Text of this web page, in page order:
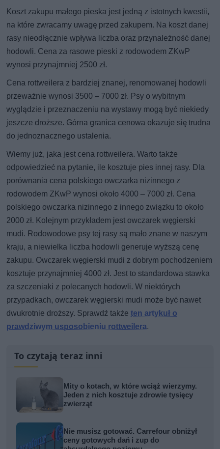
Koszt zakupu małego pieska jest jedną z istotnych kwestii,
na które zwracamy uwagę przed zakupem. Na koszt danej
rasy nieodłącznie wpływa liczba oraz przynależność danej
hodowli. Cena za rasowe pieski z rodowodem ZKwP
wynosi przynajmniej 2500 zł.
Cena rottweilera z bardziej znanej, renomowanej hodowli
przeważnie wynosi 3500 – 7000 zł. Psy o wybitnym
wyglądzie i przeznaczeniu na wystawy mogą być niekiedy
jeszcze droższe. Górna granica cenowa okazuje się trudna
do jednoznacznego ustalenia.
Wiemy już, jaka jest cena rottweilera. Warto także
odpowiedzieć na pytanie, ile kosztuje pies innej rasy. Dla
porównania cena polskiego owczarka nizinnego z
rodowodem ZKwP wynosi około 4000 – 7000 zł. Cena
polskiego owczarka nizinnego z innego związku to około
2000 zł. Kolejnym przykładem jest owczarek węgierski
mudi. Rodowodowe psy tej rasy są mało znane w naszym
kraju, a niewielka liczba hodowli generuje wyższą cenę
zakupu. Owczarek węgierski mudi z dobrym pochodzeniem
kosztuje przynajmniej 4000 zł. Jest to standardowa stawka
za szczeniaki z polecanych hodowli. W niektórych
przypadkach, owczarek węgierski mudi może być nawet
dwukrotnie droższy. Sprawdź takżeten artykuł o
prawdziwym usposobieniu rottweilera.
To czytają teraz inni
Mity o kotach, w które wciąż wierzymy.
Jeden z nich kosztuje zdrowie tysięcy
zwierząt
Nie musisz gotować. Carrefour obniżył
ceny gotowych dań i zup do